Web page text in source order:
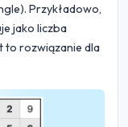
Przykładowo,
jako liczba
to rozwiązanie dla